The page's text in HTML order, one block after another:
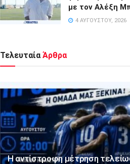
με τον Αλέξη
4 ΑΥΓΟΎΣΤΟΥ, 2026
Τελευταία Άρθρα
Η αντίστροφη μέτρηση